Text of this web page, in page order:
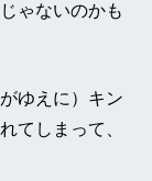
ゃないのかも
ゆえに）キン
てしまって、